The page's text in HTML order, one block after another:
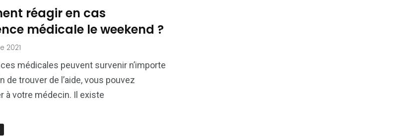
réagir en cas
médicale le weekend ?
2021
médicales peuvent survenir n’importe
de trouver de l’aide, vous pouvez
à votre médecin. Il existe